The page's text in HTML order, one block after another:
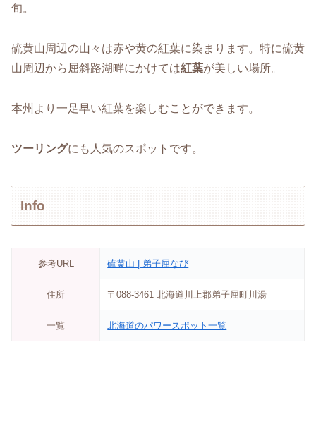
旬。
硫黄山周辺の山々は赤や黄の紅葉に染まります。特に硫黄
山周辺から屈斜路湖畔にかけては紅葉が美しい場所。
本州より一足早い紅葉を楽しむことができます。
ツーリングにも人気のスポットです。
Info
参考URL 硫黄山 | 弟子屈なび
住所 〒088-3461 北海道川上郡弟子屈町川湯
一覧 北海道のパワースポット一覧